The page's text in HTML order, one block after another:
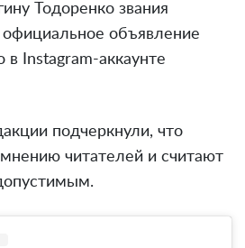
Тодоренко звания
объявление
Instagram-аккаунте
подчеркнули, что
читателей и считают